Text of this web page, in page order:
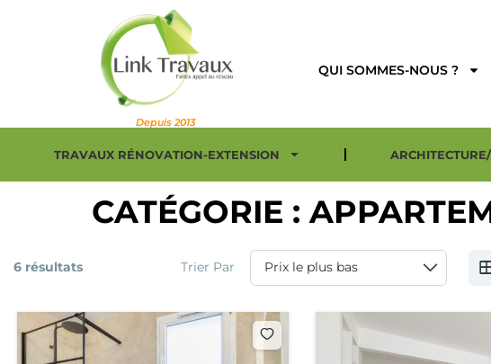
Depuis 2013
QUI SOMMES-NOUS ?
TRAVAUX RÉNOVATION-EXTENSION
CATÉGORIE :
6 résultats Trier Par